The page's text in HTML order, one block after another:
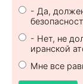
- Да,
- Нет, не
иранской
Мне все